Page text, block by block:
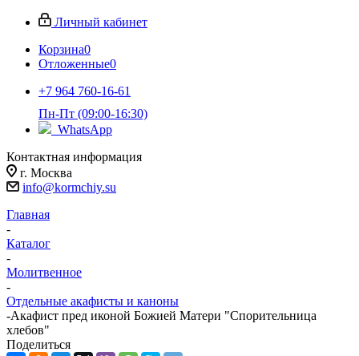
Личный кабинет
Корзина0
Отложенные0
+7 964 760-16-61
Пн-Пт (09:00-16:30)
WhatsApp
Контактная информация
г. Москва
info@kormchiy.su
Главная
-
Каталог
-
Молитвенное
-
Отдельные акафисты и каноны
-Акафист пред иконой Божией Матери "Спорительница
хлебов"
Поделиться